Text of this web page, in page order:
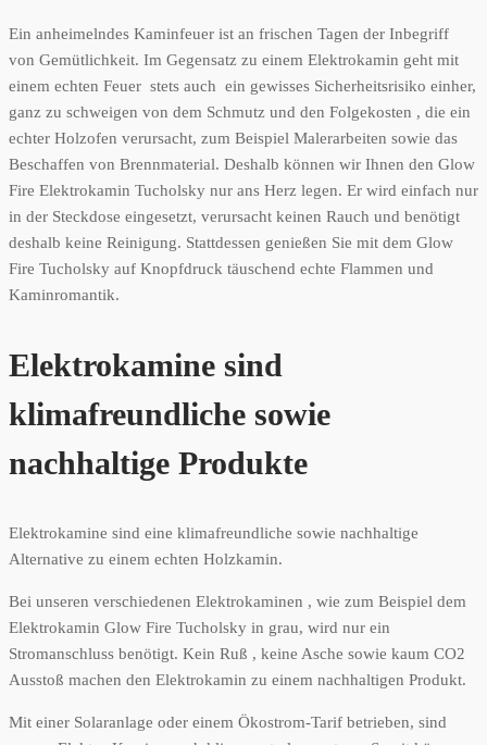
Ein anheimelndes Kaminfeuer ist an frischen Tagen der Inbegriff
von Gemütlichkeit. Im Gegensatz zu einem Elektrokamin geht mit
einem echten Feuer stets auch ein gewisses Sicherheitsrisiko einher,
ganz zu schweigen von dem Schmutz und den Folgekosten , die ein
echter Holzofen verursacht, zum Beispiel Malerarbeiten sowie das
Beschaffen von Brennmaterial. Deshalb können wir Ihnen den Glow
Fire Elektrokamin Tucholsky nur ans Herz legen. Er wird einfach nur
in der Steckdose eingesetzt, verursacht keinen Rauch und benötigt
deshalb keine Reinigung. Stattdessen genießen Sie mit dem Glow
Fire Tucholsky auf Knopfdruck täuschend echte Flammen und
Kaminromantik.
Elektrokamine sind
klimafreundliche sowie
nachhaltige Produkte
Elektrokamine sind eine klimafreundliche sowie nachhaltige
Alternative zu einem echten Holzkamin.
Bei unseren verschiedenen Elektrokaminen , wie zum Beispiel dem
Elektrokamin Glow Fire Tucholsky in grau, wird nur ein
Stromanschluss benötigt. Kein Ruß , keine Asche sowie kaum CO2
Ausstoß machen den Elektrokamin zu einem nachhaltigen Produkt.
Mit einer Solaranlage oder einem Ökostrom-Tarif betrieben, sind